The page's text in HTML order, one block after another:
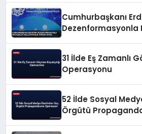
Cumhurbaşkanı
Dezenformasyonla
31 İlde Eş Zamanlı
Operasyonu
52 İlde Sosyal
Örgütü